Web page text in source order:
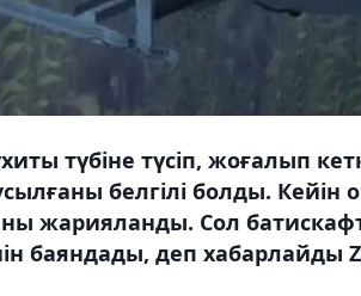
түбіне түсіп, жоғалып
белгілі болды.
жарияланды. Сол
баяндады, деп хабарлайды